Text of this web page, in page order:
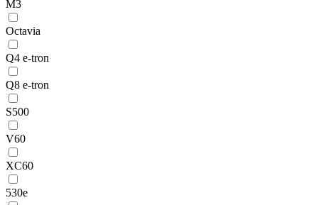
M3
Octavia
Q4 e-tron
Q8 e-tron
S500
V60
XC60
530e